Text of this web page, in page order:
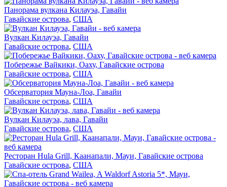
Панорама вулкана Килауэа, Гавайи
Гавайские острова, США
Вулкан Килауэа, Гавайи
Гавайские острова, США
Побережье Вайкики, Оаху, Гавайские острова
Гавайские острова, США
Обсерватория Мауна-Лоа, Гавайи
Гавайские острова, США
Вулкан Килауэа, лава, Гавайи
Гавайские острова, США
Ресторан Hula Grill, Каанапали, Мауи, Гавайские острова
Гавайские острова, США